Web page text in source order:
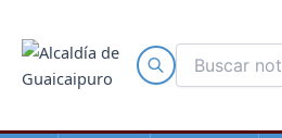
contenido